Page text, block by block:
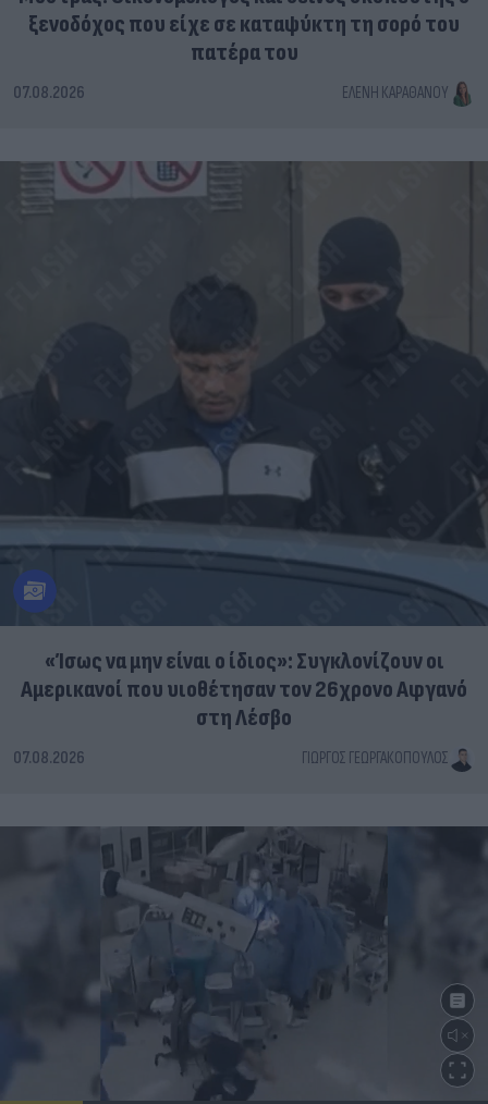
ξενοδόχος που είχε σε καταψύκτη τη σορό του
πατέρα του
07.08.2026 ΕΛΈΝΗ ΚΑΡΑΘΆΝΟΥ
«Ίσως να μην είναι ο ίδιος»: Συγκλονίζουν οι
Αμερικανοί που υιοθέτησαν τον 26χρονο Αφγανό
στη Λέσβο
07.08.2026 ΓΙΏΡΓΟΣ ΓΕΩΡΓΑΚΌΠΟΥΛΟΣ